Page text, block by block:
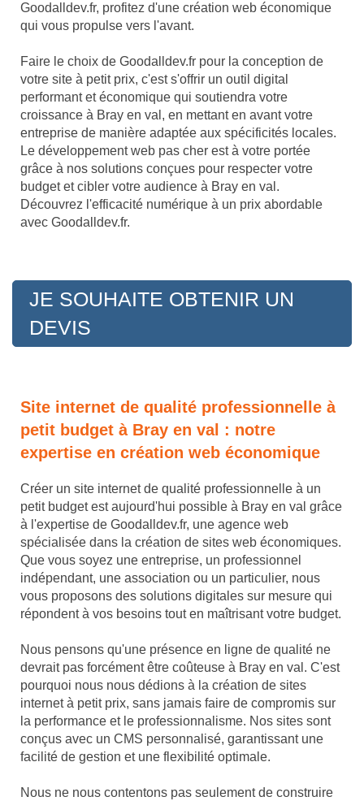
Goodalldev.fr, profitez d'une création web économique
qui vous propulse vers l'avant.
Faire le choix de Goodalldev.fr pour la conception de
votre site à petit prix, c'est s'offrir un outil digital
performant et économique qui soutiendra votre
croissance à Bray en val, en mettant en avant votre
entreprise de manière adaptée aux spécificités locales.
Le développement web pas cher est à votre portée
grâce à nos solutions conçues pour respecter votre
budget et cibler votre audience à Bray en val.
Découvrez l'efficacité numérique à un prix abordable
avec Goodalldev.fr.
JE SOUHAITE OBTENIR UN
DEVIS
Site internet de qualité professionnelle à
petit budget à Bray en val : notre
expertise en création web économique
Créer un site internet de qualité professionnelle à un
petit budget est aujourd'hui possible à Bray en val grâce
à l'expertise de Goodalldev.fr, une agence web
spécialisée dans la création de sites web économiques.
Que vous soyez une entreprise, un professionnel
indépendant, une association ou un particulier, nous
vous proposons des solutions digitales sur mesure qui
répondent à vos besoins tout en maîtrisant votre budget.
Nous pensons qu'une présence en ligne de qualité ne
devrait pas forcément être coûteuse à Bray en val. C'est
pourquoi nous nous dédions à la création de sites
internet à petit prix, sans jamais faire de compromis sur
la performance et le professionnalisme. Nos sites sont
conçus avec un CMS personnalisé, garantissant une
facilité de gestion et une flexibilité optimale.
Nous ne nous contentons pas seulement de construire